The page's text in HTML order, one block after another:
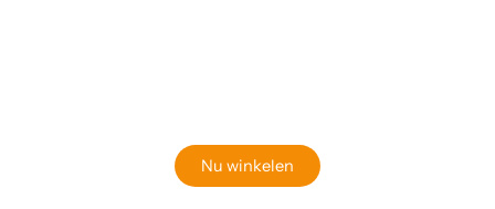
Nu winkelen